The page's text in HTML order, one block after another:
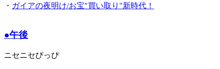
・ ガイアの夜明け/お宝"買い取り"新時代！
●午後
ニセニセぴっぴ